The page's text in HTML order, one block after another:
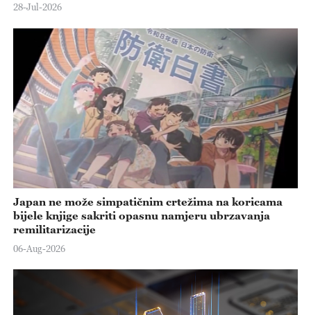
28-Jul-2026
Japan ne može simpatičnim crtežima na koricama
bijele knjige sakriti opasnu namjeru ubrzavanja
remilitarizacije
06-Aug-2026